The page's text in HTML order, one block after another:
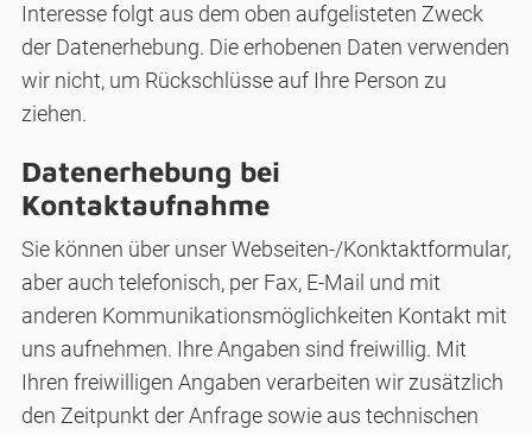
Interesse folgt aus dem oben aufgelisteten Zweck
der Datenerhebung. Die erhobenen Daten verwenden
wir nicht, um Rückschlüsse auf Ihre Person zu
ziehen.
Datenerhebung bei
Kontaktaufnahme
Sie können über unser Webseiten-/Konktaktformular,
aber auch telefonisch, per Fax, E-Mail und mit
anderen Kommunikationsmöglichkeiten Kontakt mit
uns aufnehmen. Ihre Angaben sind freiwillig. Mit
Ihren freiwilligen Angaben verarbeiten wir zusätzlich
den Zeitpunkt der Anfrage sowie aus technischen